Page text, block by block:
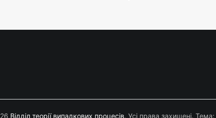
Відділ теорії випадкових процесів. Усі права захищені. Тема: